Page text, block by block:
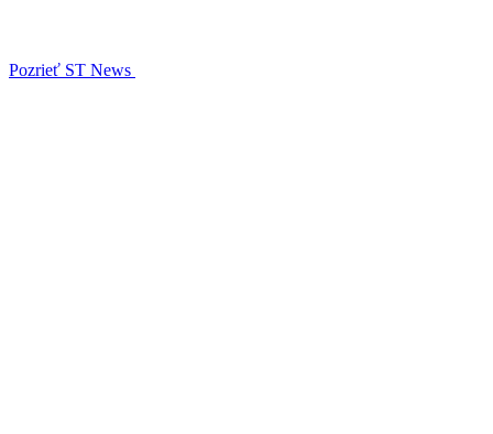
Pozrieť ST News